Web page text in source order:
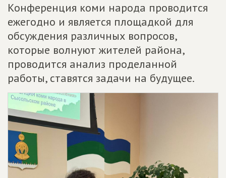
Конференция коми народа проводится
ежегодно и является площадкой для
обсуждения различных вопросов,
которые волнуют жителей района,
проводится анализ проделанной
работы, ставятся задачи на будущее.